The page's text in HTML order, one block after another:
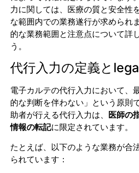
力に関しては、医療の質と安全性
な範囲内での業務遂行が求められ
的な業務範囲と注意点について詳
う。
代行入力の定義と
電子カルテの代行入力において、
的な判断を伴わない」という原則
助者が行える代行入力は、 医師の
情報の転記に限定されています。
たとえば、以下のような業務が合
られています：